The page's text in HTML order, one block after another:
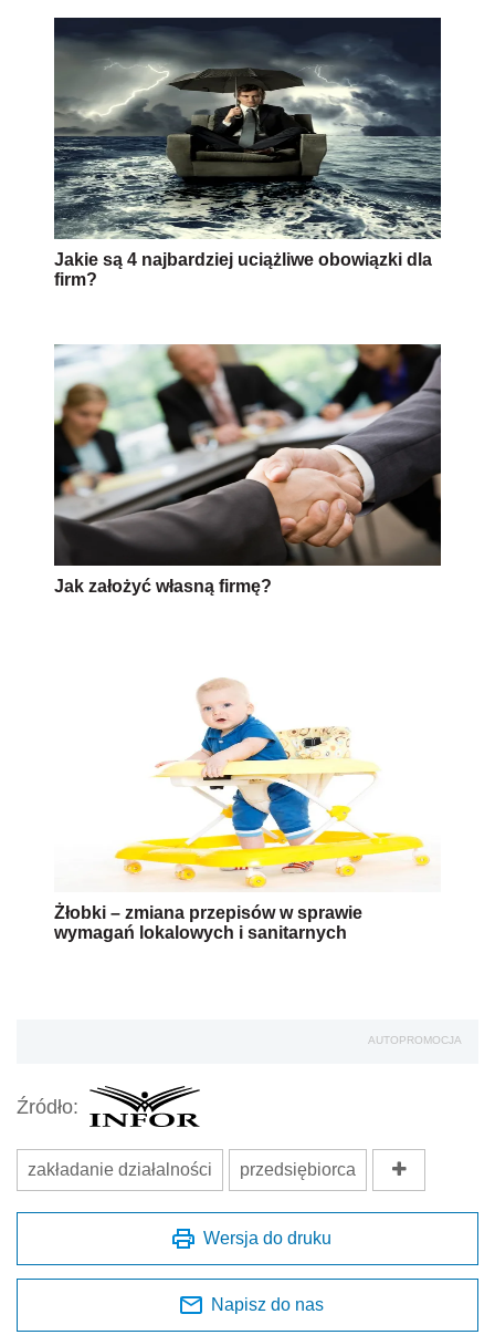
Jakie są 4 najbardziej uciążliwe obowiązki dla
firm?
Jak założyć własną firmę?
Żłobki – zmiana przepisów w sprawie
wymagań lokalowych i sanitarnych
AUTOPROMOCJA
Źródło:
zakładanie działalności przedsiębiorca
Wersja do druku
Napisz do nas